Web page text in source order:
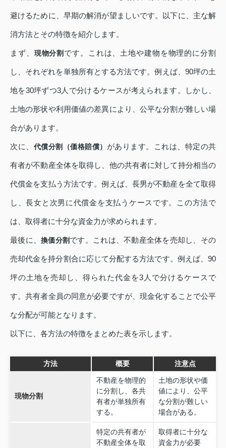
避けるために、早期の解消が望ましいです。以下に、主な解
消方法とその特徴を紹介します。
まず、 現物分割 です。これは、土地や建物を物理的に分割
し、それぞれを単独所有とする方法です。例えば、90坪の土
地を30坪ずつ3人で分けるケースが考えられます。しかし、
土地の形状や利用価値の差異により、公平な分割が難しい場
合があります。
次に、 代償分割（価格賠償） があります。これは、特定の共
有者が不動産全体を取得し、他の共有者に対して持分相当の
代償金を支払う方法です。例えば、長男が不動産を全て取得
し、長女と次男に代償金を支払うケースです。この方法で
は、取得者に十分な資金力が求められます。
最後に、換価分割です。これは、不動産全体を売却し、その
売却代金を持分割合に応じて分配する方法です。例えば、90
坪の土地を売却し、得られた代金を3人で分けるケースで
す。共有者全員の同意が必要ですが、現金化することで公平
な分配が可能となります。
以下に、各方法の特徴をまとめた表を示します。
方法 概要 注意点
現物分割
不動産を物理的
に分割し、各共
有者が単独所有
する。
土地の形状や価
値により、公平
な分割が難しい
場合がある。
特定の共有者が
不動産全体を取
取得者に十分な
資金力が必要